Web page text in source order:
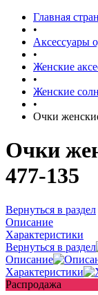
Главная
•
Аксессуары
•
Женские
•
Женские
•
Очки
Очки
477-135
Вернуться в раздел
Описание
Характеристики
Вернуться в раздел
Описание
Характеристики
Распродажа